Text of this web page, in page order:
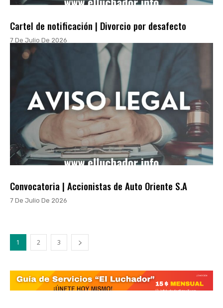
Cartel de notificación | Divorcio por desafecto
7 De Julio De 2026
Convocatoria | Accionistas de Auto Oriente S.A
7 De Julio De 2026
1 2 3